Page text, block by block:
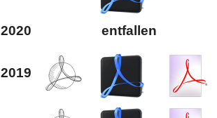
2020 entfallen
2019